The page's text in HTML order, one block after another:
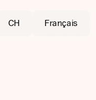
CH Français